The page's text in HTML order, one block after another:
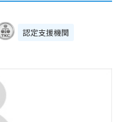
認定支援機関